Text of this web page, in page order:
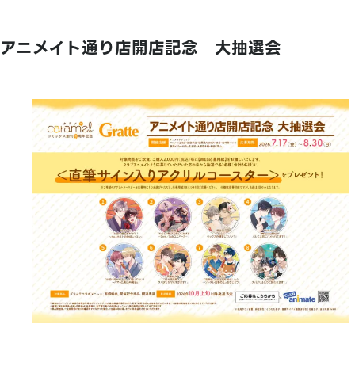
アニメイト通り店開店記念 大抽選会